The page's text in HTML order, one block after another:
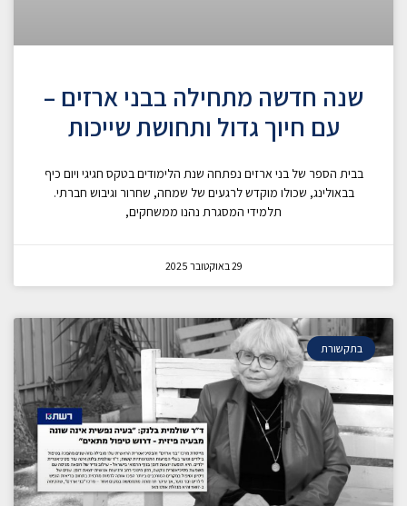
שנה חדשה מתחילה בבני ארזים –
עם חיוך גדול ותחושת שייכות
בבית הספר של בני ארזים נפתחה שנת הלימודים בטקס חגיגי ויום כיף
בבאולינג, שכולו מוקדש לרגעים של שמחה, שחרור וגיבוש חברתי.
תלמידי המסגרת נהנו ממשחקים,
29 באוקטובר 2025
בתקשורת